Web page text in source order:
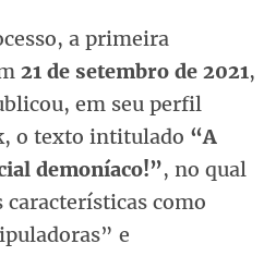
a primeira
21 de setembro de 2021,
em seu perfil
o texto intitulado “A
demoníaco!”, no qual
como
e